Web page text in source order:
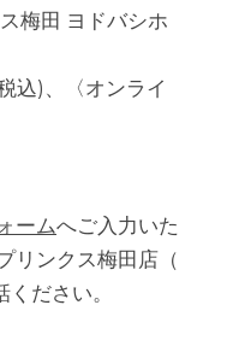
梅田 ヨドバシホ
込)、〈オンライ
ームへご入力いた
リンクス梅田店（
ださい。